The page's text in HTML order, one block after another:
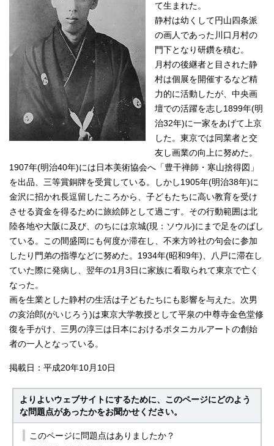
て生まれた。
静村は幼くして円山四条派
の画人であった川口月村の
門下となり研鑽を積む。
月村の後継者と目された静
村は個展を開催するなど精
力的に活動したが、中央画
壇での活躍を志し1899年(明
治32年)に一家をあげて上京
した。東京では同業者と交
友し画業の向上に努めた。
1907年(明治40年)には日本美術協会へ「豊干禅師・寒山捨得図」
を出品、三等賞銅牌を受賞している。しかし1905年(明治38年)に
金沢に招かれ長逗留したころから、子どもたちに高い教育を受け
させる資金を得るために旅絵師として過ごす。その行動範囲は北
陸各地や大阪に及び、のちには京城(現：ソウル)にまで足をのばし
ている。この間盛岡にも何度か滞在し、不来方吟社の句会に参加
したり門弟の指導などに努めた。1934年(昭和9年)、八戸に滞在し
ていた際に発病し、翌年の1月3日に家族に看取られて東京で亡く
なった。
画を生業とした静村の生活は子どもたちにも影響を与えた。次男
の亥治郎(がいじろう)は東京大学教授として平泉の中尊寺金色堂修
復を手がけ、三男の淳三は日本におけるボタニカルアートの創始
者の一人となっている。
掲載日：平成20年10月10日
よりよいウェブサイトにするために、このページにどのよう
な問題点があったかをお聞かせください。
このページに問題点はありましたか？